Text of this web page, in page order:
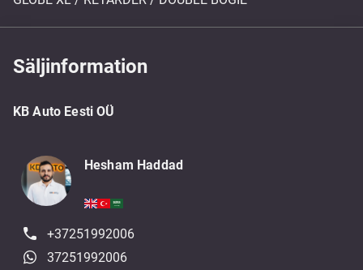
Säljinformation
KB Auto Eesti OÜ
Hesham Haddad
+37251992006
37251992006